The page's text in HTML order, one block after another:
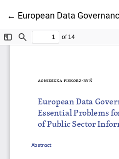
← Wróć do szczegółów
European Data